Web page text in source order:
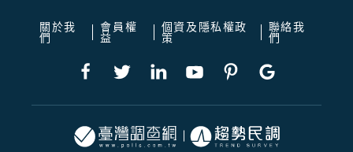
關於我
們
會員權
益
個資及隱私權政
策
聯絡我
們